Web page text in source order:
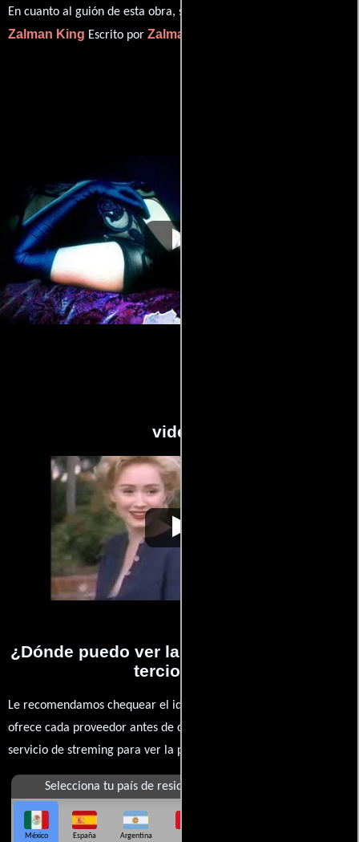
En cuanto al guión de esta obra, se encuentra a cargo de
Zalman King Escrito por Zalman King
videos
Piernas de
terciopelo
Video de la película Piernas de
terciopelo
¿Dónde puedo ver la películas Piernas de
terciopelo?
Le recomendamos chequear el idioma, doblaje o subtítulos que
ofrece cada proveedor antes de comprar, alquilar o contratar un
servicio de streming para ver la películas.
Selecciona tu país de residencia
México España Argentina